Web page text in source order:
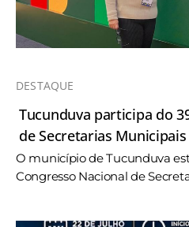
DESTAQUE
Tucunduva participa do
de Secretarias Municipais
O município de Tucunduva
Congresso Nacional de